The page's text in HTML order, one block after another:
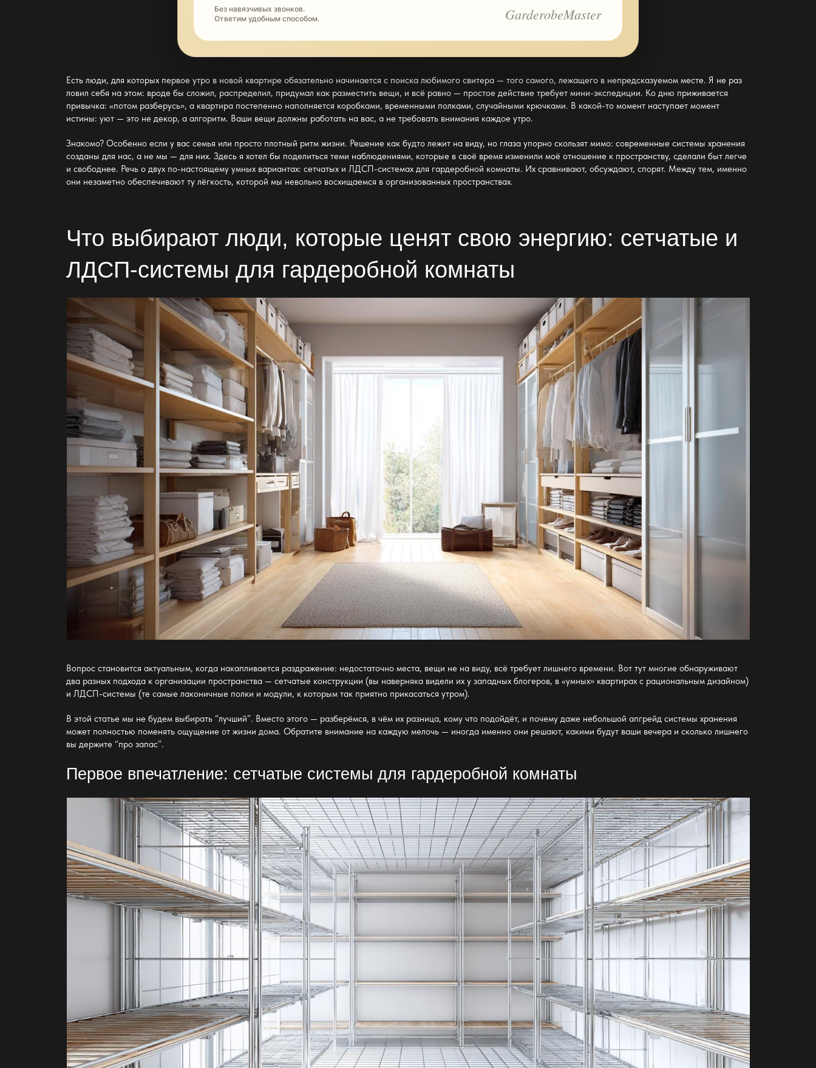
Без навязчивых звонков.
Ответим удобным способом.
GarderobeMaster
Есть люди, для которых первое утро в новой квартире обязательно начинается с поиска любимого свитера — того самого, лежащего в непредсказуемом месте. Я не раз
ловил себя на этом: вроде бы сложил, распределил, придумал как разместить вещи, и всё равно — простое действие требует мини-экспедиции. Ко дню приживается
привычка: «потом разберусь», а квартира постепенно наполняется коробками, временными полками, случайными крючками. В какой-то момент наступает момент
истины:уют — это не декор, а алгоритм. Ваши вещи должны работать на вас, а не требовать внимания каждое утро.
Знакомо? Особенно если у вас семья или просто плотный ритм жизни. Решение как будто лежит на виду, но глаза упорно скользят мимо: современныесистемы хранения
созданы для нас, а не мы — для них. Здесь я хотел бы поделиться теми наблюдениями, которые в своё время изменили моё отношение к пространству, сделали быт легче
и свободнее. Речь о двух по-настоящему умных вариантах: сетчатых и ЛДСП-системах для гардеробной комнаты. Их сравнивают, обсуждают, спорят. Между тем, именно
они незаметно обеспечивают ту лёгкость, которой мы невольно восхищаемся ворганизованных пространствах.
Что выбирают люди, которые ценят свою энергию: сетчатые и
ЛДСП-системы для гардеробной комнаты
Вопрос становится актуальным, когда накапливается раздражение: недостаточно места, вещи не на виду, всё требует лишнего времени. Вот тут многие обнаруживают
два разных подхода корганизации пространства — сетчатые конструкции (вы наверняка видели их у западных блогеров, в «умных» квартирах с рациональным дизайном)
и ЛДСП-системы (те самые лаконичные полки и модули, к которым так приятно прикасаться утром).
В этой статье мы не будем выбирать “лучший”. Вместо этого — разберёмся, в чём их разница, кому что подойдёт, и почему даже небольшой апгрейдсистемы хранения
может полностью поменять ощущение от жизни дома. Обратите внимание на каждуюмелочь — иногда именно они решают, какими будут ваши вечера и сколько лишнего
вы держите “про запас”.
Первое впечатление: сетчатые системы для гардеробной комнаты